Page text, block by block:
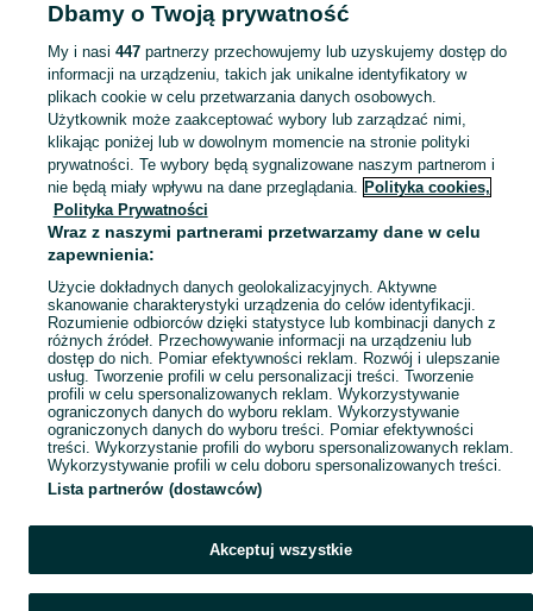
Ups! Coś poszło nie tak...
Odśwież lub wróć na stronę główną
Odśwież
Dbamy o Twoją prywatność
My i nasi 447partnerzy przechowujemy lub uzyskujemy dostęp do
informacji na urządzeniu, takich jak unikalne identyfikatory w
plikach cookie w celu przetwarzania danych osobowych.
Użytkownik może zaakceptować wybory lub zarządzać nimi,
klikając poniżej lub w dowolnym momencie na stronie polityki
prywatności. Te wybory będą sygnalizowane naszym partnerom i
nie będą miały wpływu na dane przeglądania. Polityka cookies,
Polityka Prywatności
Wraz z naszymi partnerami przetwarzamy dane w celu
zapewnienia:
Użycie dokładnych danych geolokalizacyjnych. Aktywne
skanowanie charakterystyki urządzenia do celów identyfikacji.
Rozumienie odbiorców dzięki statystyce lub kombinacji danych z
różnych źródeł. Przechowywanie informacji na urządzeniu lub
dostęp do nich. Pomiar efektywności reklam. Rozwój i ulepszanie
usług. Tworzenie profili w celu personalizacji treści. Tworzenie
profili w celu spersonalizowanych reklam. Wykorzystywanie
ograniczonych danych do wyboru reklam. Wykorzystywanie
ograniczonych danych do wyboru treści. Pomiar efektywności
treści. Wykorzystanie profili do wyboru spersonalizowanych reklam.
Wykorzystywanie profili w celu doboru spersonalizowanych treści.
Lista partnerów (dostawców)
Akceptuj wszystkie